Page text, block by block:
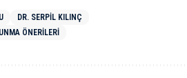
DR. SERPIL KILINÇ
ÖNERILERI